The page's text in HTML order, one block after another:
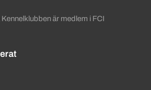
är medlem i FCI